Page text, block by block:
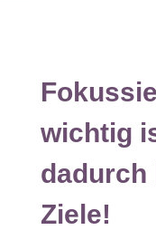
wichtig
dadurch
Ziele!